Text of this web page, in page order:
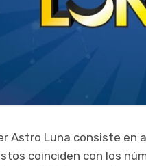
Astro Luna consiste en
coinciden con los